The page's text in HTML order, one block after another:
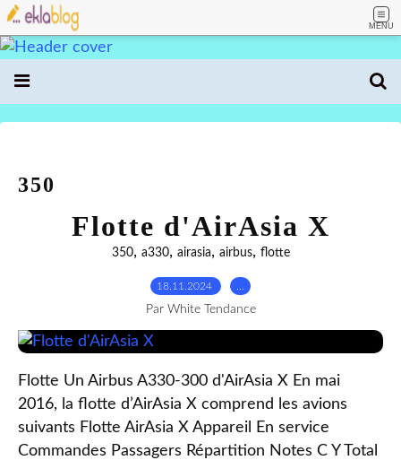
MENU
350
Flotte d'AirAsia X
350, a330, airasia, airbus, flotte
18.11.2024
Par White Tendance
Flotte Un Airbus A330-300 d'AirAsia X En mai
2016, la flotte d’AirAsia X comprend les avions
suivants Flotte AirAsia X Appareil En service
Commandes Passagers Répartition Notes C Y Total